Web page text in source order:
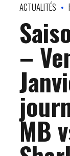
ACTUALITÉS
–
MB